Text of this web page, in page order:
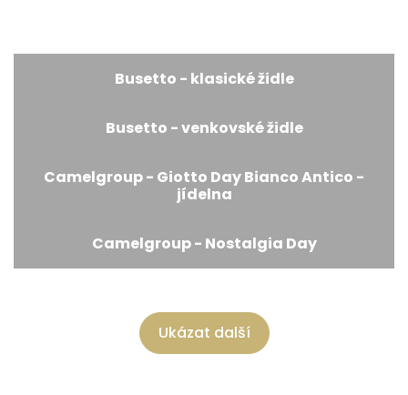
Busetto - klasické židle
Busetto - venkovské židle
Camelgroup - Giotto Day Bianco Antico -
jídelna
Camelgroup - Nostalgia Day
Ukázat další